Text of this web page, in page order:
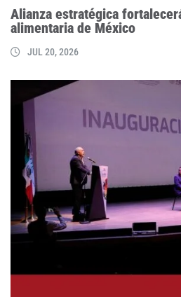
Alianza estratégica
alimentaria de México
JUL 20, 2026